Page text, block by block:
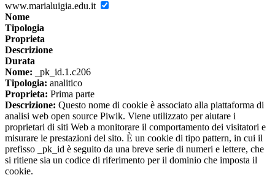
www.marialuigia.edu.it
Nome
Tipologia
Proprieta
Descrizione
Durata
Nome: _pk_id.1.c206
Tipologia: analitico
Proprieta: Prima parte
Descrizione: Questo nome di cookie è associato alla piattaforma di
analisi web open source Piwik. Viene utilizzato per aiutare i
proprietari di siti Web a monitorare il comportamento dei visitatori e
misurare le prestazioni del sito. È un cookie di tipo pattern, in cui il
prefisso _pk_id è seguito da una breve serie di numeri e lettere, che
si ritiene sia un codice di riferimento per il dominio che imposta il
cookie.